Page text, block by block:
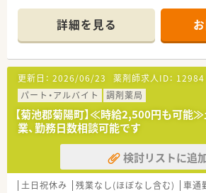
舗でOTCの取り扱いがあるため、調剤だ
きる環境です。
■処方箋枚数に対して20枚/人程度の人
す。
■服薬履歴を全店オンライン共有し、自
せ・重複チェックができる体制を整えてい
■会社の収益が高ければ、社員の皆さん
おり、頑張りに応じて評価頂ける会社で
＜こんな店舗です＞
■近隣の病院・眼科クリニックから主に
■幅広い科目に携わることができスキル
■薬局内は解放感あふれた綺麗な内装で
詳細を見る
更新日： 2026/06/23 薬剤師求人ID： 12984
パート・アルバイト
調剤薬局
【菊池郡菊陽町】≪時給2,500円も可能≫
業、勤務日数相談可能です
検討リストに追
土日祝休み 残業なし(ほぼなし含む) 車通